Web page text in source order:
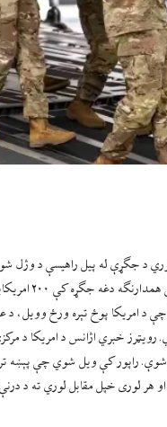
شوي دي. رویټرز خبري اژانس د
راپور کې ویل شوي چې پېښه
او هر لوری خپل مقابل لوري ته د